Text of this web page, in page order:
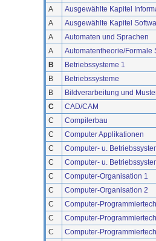
A
Ausgewählte Kapitel
A
Ausgewählte Kapitel
A
Automaten und Sprachen
A
Automatentheorie/Formale
B
Betriebssysteme 1
B
Betriebssysteme
B
Bildverarbeitung und
C
CAD/CAM
C
Compilerbau
C
Computer Applikationen
C
Computer- u.
C
Computer- u.
C
Computer-Organisation 1
C
Computer-Organisation 2
C
Computer-
C
Computer-
C
Computer-